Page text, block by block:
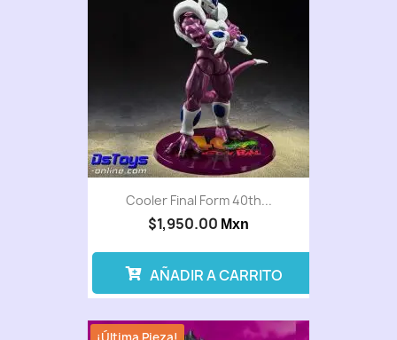
Cooler Final Form 40th...
$1,950.00 Mxn
AÑADIR A CARRITO